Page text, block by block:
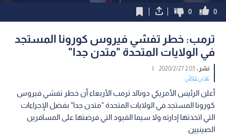
0
0
ترمب: خطر تفشي فيروس كورونا المستجد
في الولايات المتحدة "متدن جدا"
نشر :2:03 2020/2/27
|
عربي دولي
أعلن الرئيس الأمريكي دونالد ترمب الأربعاء أن خطر تفشي فيروس
كورونا المستجد في الولايات المتحدة "متدن جدا" بفضل الإجراءات
التي اتخذتها إدارته ولا سيما القيود التي فرضتها على المسافرين
الصينيين.